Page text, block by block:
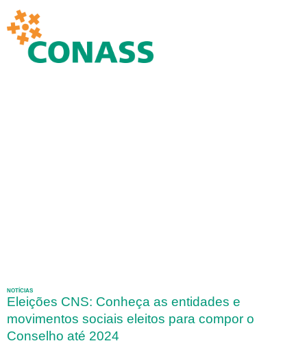
NOTÍCIAS
Eleições CNS: Conheça as entidades e
movimentos sociais eleitos para compor o
Conselho até 2024